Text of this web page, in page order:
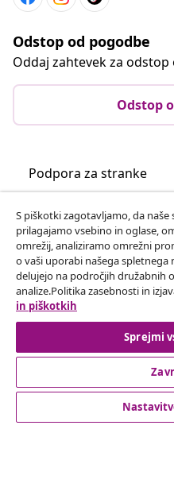
Odstop od pogodbe
Oddaj zahtevek za odstop
Odstop
Podpora za stranke
Poslovanje
vidaXL
Odkrijte več
S piškotki zagotavljamo, da
prilagajamo vsebino in oglase,
omrežij, analiziramo omrežni
o vaši uporabi našega
delujejo na področjih družabnih
analize.Politika zasebnosti in
in piškotkih
Sprejmi